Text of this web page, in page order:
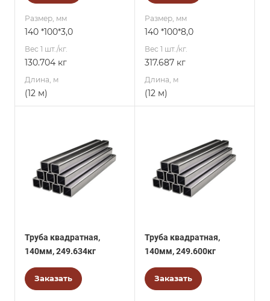
Размер, мм
140 *100*3,0
Вес 1 шт./кг.
130.704 кг
Длина, м
(12 м)
Размер, мм
140 *100*8,0
Вес 1 шт./кг.
317.687 кг
Длина, м
(12 м)
Труба квадратная,
140мм, 249.634кг
Заказать
Труба квадратная,
140мм, 249.600кг
Заказать